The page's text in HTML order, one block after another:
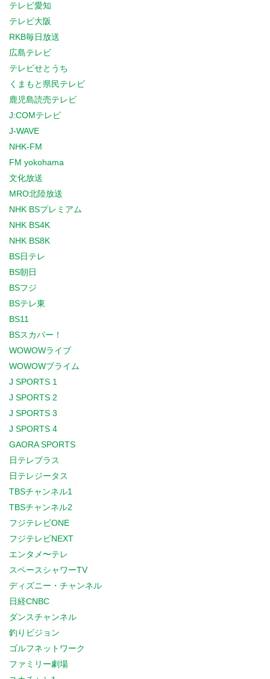
テレビ愛知
テレビ大阪
RKB毎日放送
広島テレビ
テレビせとうち
くまもと県民テレビ
鹿児島読売テレビ
J:COMテレビ
J-WAVE
NHK-FM
FM yokohama
文化放送
MRO北陸放送
NHK BSプレミアム
NHK BS4K
NHK BS8K
BS日テレ
BS朝日
BSフジ
BSテレ東
BS11
BSスカパー！
WOWOWライブ
WOWOWプライム
J SPORTS 1
J SPORTS 2
J SPORTS 3
J SPORTS 4
GAORA SPORTS
日テレプラス
日テレジータス
TBSチャンネル1
TBSチャンネル2
フジテレビONE
フジテレビNEXT
エンタメ〜テレ
スペースシャワーTV
ディズニー・チャンネル
日経CNBC
ダンスチャンネル
釣りビジョン
ゴルフネットワーク
ファミリー劇場